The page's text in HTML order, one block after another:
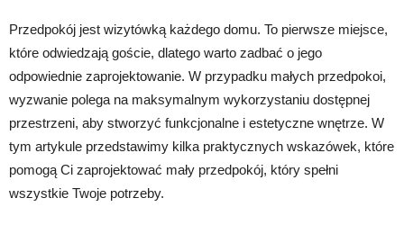
Przedpokój jest wizytówką każdego domu. To pierwsze miejsce,
które odwiedzają goście, dlatego warto zadbać o jego
odpowiednie zaprojektowanie. W przypadku małych przedpokoi,
wyzwanie polega na maksymalnym wykorzystaniu dostępnej
przestrzeni, aby stworzyć funkcjonalne i estetyczne wnętrze. W
tym artykule przedstawimy kilka praktycznych wskazówek, które
pomogą Ci zaprojektować mały przedpokój, który spełni
wszystkie Twoje potrzeby.